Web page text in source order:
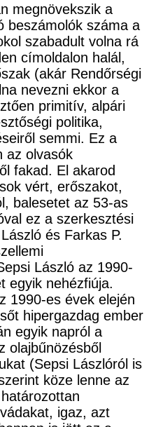
megnövekszik a
beszámolók száma a
szabadult volna rá
címoldalon halál,
(akár Rendőrségi
nevezni ekkor a
primitív, alpári
politika,
semmi. Ez a
az olvasók
fakad. El akarod
vért, erőszakot,
balesetet az 53-as
ez a szerkesztési
és Farkas P.
László az 1990-
egyik nehézfiúja.
1990-es évek elején
hipergazdag ember
egyik napról a
olajbűnözésből
(Sepsi Lászlóról is
köze lenne az
igaz, azt